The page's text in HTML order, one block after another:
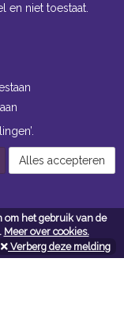
om het gebruik van de
Meer over cookies.
Verberg deze melding
en niet toestaat.
Alles accepteren